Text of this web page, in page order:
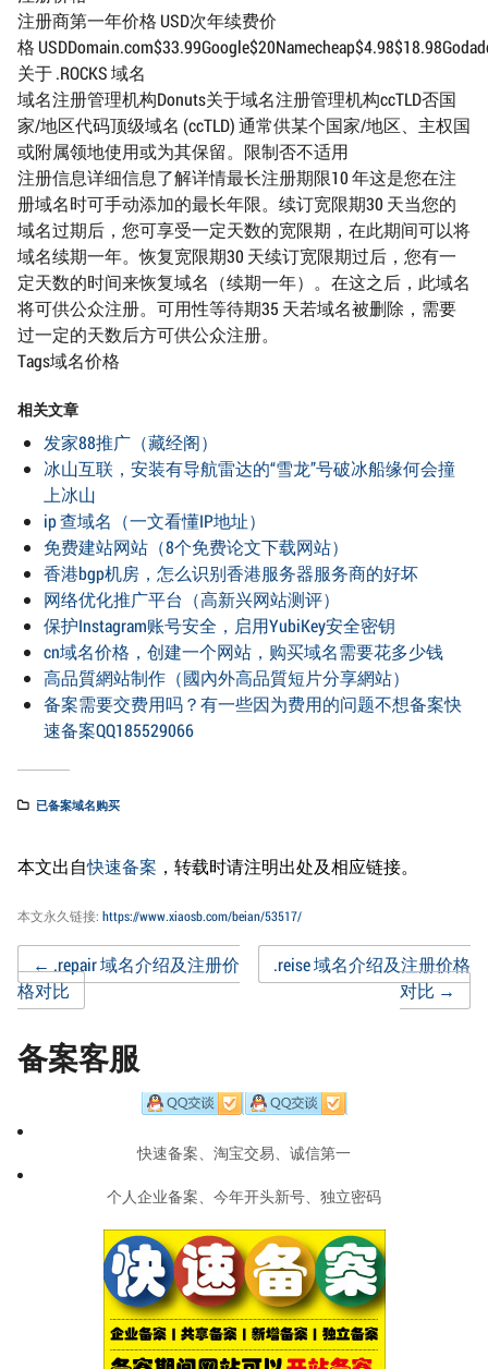
注册商第一年价格 USD次年续费价
格
关于 .ROCKS 域名
域名注册管理机构Donuts关于域名注册管理机构ccTLD否国
家/地区代码顶级域名 (ccTLD) 通常供某个国家/地区、主权国
或附属领地使用或为其保留。限制否不适用
注册信息详细信息了解详情最长注册期限10 年这是您在注
册域名时可手动添加的最长年限。续订宽限期30 天当您的
域名过期后，您可享受一定天数的宽限期，在此期间可以将
域名续期一年。恢复宽限期30 天续订宽限期过后，您有一
定天数的时间来恢复域名（续期一年）。在这之后，此域名
将可供公众注册。可用性等待期35 天若域名被删除，需要
过一定的天数后方可供公众注册。
Tags域名价格
相关文章
发家88推广（藏经阁）
冰山互联，安装有导航雷达的“雪龙”号破冰船缘何会撞
上冰山
ip 查域名（一文看懂IP地址）
免费建站网站（8个免费论文下载网站）
香港bgp机房，怎么识别香港服务器服务商的好坏
网络优化推广平台（高新兴网站测评）
保护Instagram账号安全，启用YubiKey安全密钥
cn域名价格，创建一个网站，购买域名需要花多少钱
高品質網站制作（國內外高品質短片分享網站）
备案需要交费用吗？有一些因为费用的问题不想备案快
速备案QQ185529066
已备案域名购买
本文出自快速备案 ，转载时请注明出处及相应链接。
本文永久链接: https://www.xiaosb.com/beian/53517/
Post
navigation
← .repair 域名介绍及注册价
格对比
.reise 域名介绍及注册价格
对比→
备案客服
快速备案、淘宝交易、诚信第一
个人企业备案、今年开头新号、独立密码